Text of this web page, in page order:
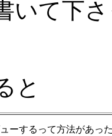
いて下
と
ーするって方法があっ